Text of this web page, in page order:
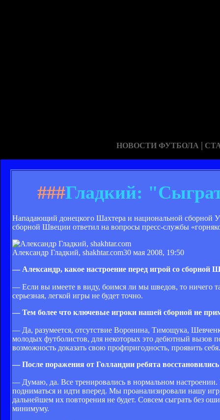
НОВОСТИ ФУТБОЛА |
###Гладкий:
Нападающий донецкого Шахтера и национальной сборной
сборной Швеции ответил на вопросы пресс-службы
Александр Гладкий, shakhtar.com30 мая 2008, 19:50
— Александр, какое настроение перед игрой со сборной
— Если вы имеете в виду, боимся ли мы шведов, то ничего
серьезная, легкой игры не будет точно.
— Тем более что ключевые игроки нашей сборной не
— Да, разумеется, отсутствие Воронина, Тимощука,
молодых футболистов, для некоторых это дебютный вызов
возможность доказать свою профпригодность, проявить себя.
— После поражения от Голландии ребята
— Думаю, да. Все тренировались в нормальном
подниматься и идти вперед. Мы проанализировали нашу
дальнейшем их повторения не будет. Совсем сыграть без
минимуму.